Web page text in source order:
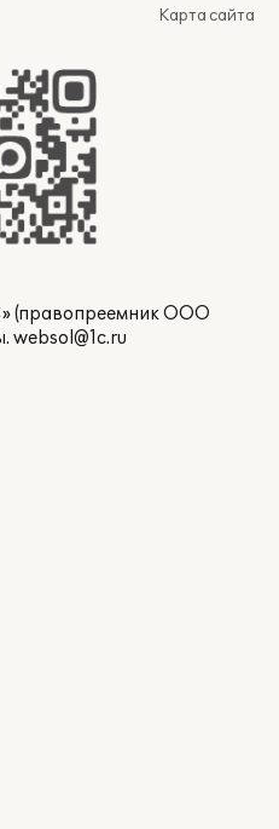
Карта сайта
(правопреемник ООО
websol@1c.ru